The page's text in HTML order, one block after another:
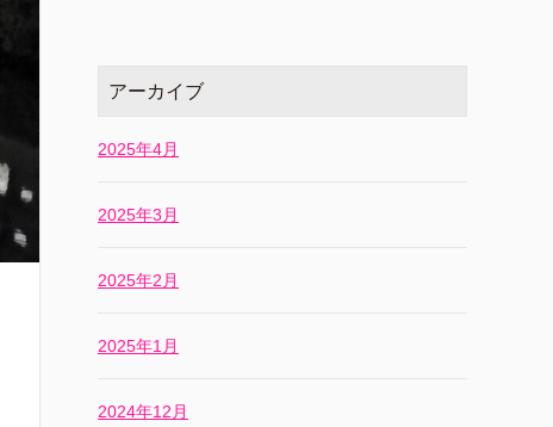
アーカイブ
2025年4月
2025年3月
2025年2月
2025年1月
2024年12月